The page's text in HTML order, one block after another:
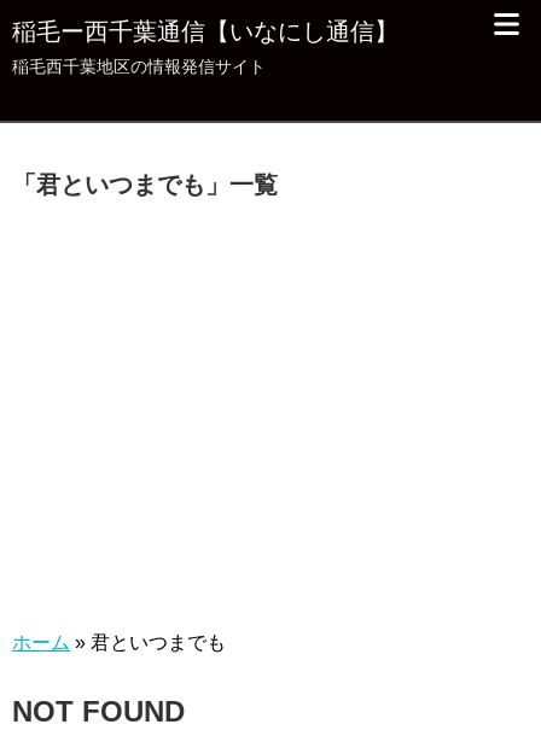
稲毛ー西千葉通信【いなにし通信】
稲毛西千葉地区の情報発信サイト
「 君といつまでも 」 一覧
ホーム » 君といつまでも
NOT FOUND